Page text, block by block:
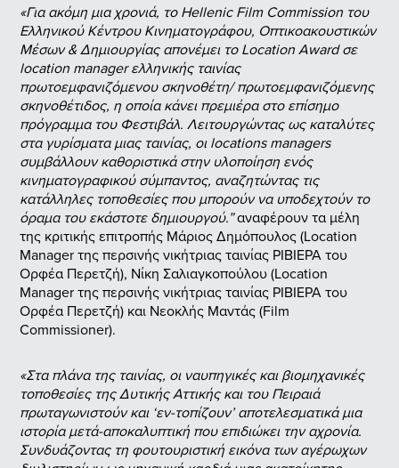
«Για ακόμη μια χρονιά, το Hellenic Film Commission του
Ελληνικού Κέντρου Κινηματογράφου, Οπτικοακουστικών
Μέσων & Δημιουργίας απονέμει το Location Award σε
location manager ελληνικής ταινίας
πρωτοεμφανιζόμενου σκηνοθέτη/ πρωτοεμφανιζόμενης
σκηνοθέτιδος, η οποία κάνει πρεμιέρα στο επίσημο
πρόγραμμα του Φεστιβάλ. Λειτουργώντας ως καταλύτες
στα γυρίσματα μιας ταινίας, οι locations managers
συμβάλλουν καθοριστικά στην υλοποίηση ενός
κινηματογραφικού σύμπαντος, αναζητώντας τις
κατάλληλες τοποθεσίες που μπορούν να υποδεχτούν το
όραμα του εκάστοτε δημιουργού.”αναφέρουν τα μέλη
της κριτικής επιτροπής Μάριος Δημόπουλος (Location
Manager της περσινής νικήτριας ταινίας ΡΙΒΙΕΡΑ του
Ορφέα Περετζή), Νίκη Σαλιαγκοπούλου (Location
Manager της περσινής νικήτριας ταινίας ΡΙΒΙΕΡΑ του
Ορφέα Περετζή) και Νεοκλής Μαντάς (Film
Commissioner).
«Στα πλάνα της ταινίας, οι ναυπηγικές και βιομηχανικές
τοποθεσίες της Δυτικής Αττικής και του Πειραιά
πρωταγωνιστούν και ‘εν-τοπίζουν’ αποτελεσματικά μια
ιστορία μετά-αποκαλυπτική που επιδιώκει την αχρονία.
Συνδυάζοντας τη φουτουριστική εικόνα των αγέρωχων